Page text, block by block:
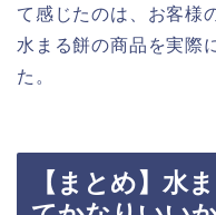
て感じたのは、お客様
水まる餅の商品を実際
た。
【まとめ】水